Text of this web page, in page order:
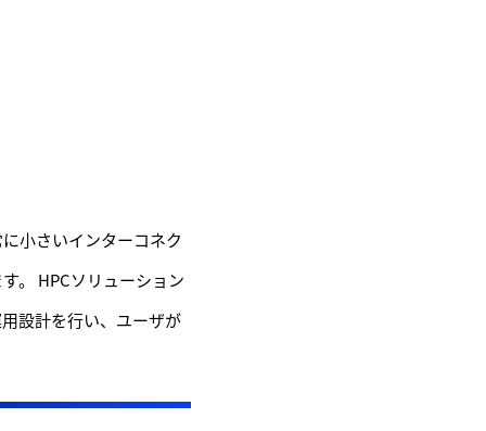
小さいインターコネク
。 HPCソリューション
設計を行い、ユーザが